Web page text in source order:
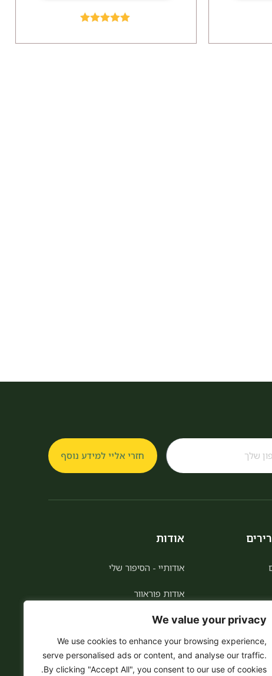
We value your privacy
We use cookies to enhance your browsing experience,
serve personalised ads or content, and analyse our traffic.
By clicking "Accept All", you consent to our use of cookies.
חזרי אליי למידע נוסף
אודות
אודותיי - הסיפור שלי
אודות פוראוור
הצטרפות כמשווקת
לקוח מועדף 5% הנחה לכל החיים
הצהרת נגישות